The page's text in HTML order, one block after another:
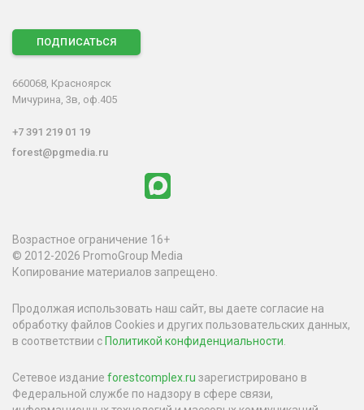
ПОДПИСАТЬСЯ
660068, Красноярск
Мичурина, 3в, оф.405
+7 391 219 01 19
forest@pgmedia.ru
Возрастное ограничение 16+
© 2012-2026 PromoGroup Media
Копирование материалов запрещено.
Продолжая использовать наш сайт, вы даете согласие на
обработку файлов Cookies и других пользовательских данных,
в соответствии с Политикой конфиденциальности.
Сетевое издание forestcomplex.ru зарегистрировано в
Федеральной службе по надзору в сфере связи,